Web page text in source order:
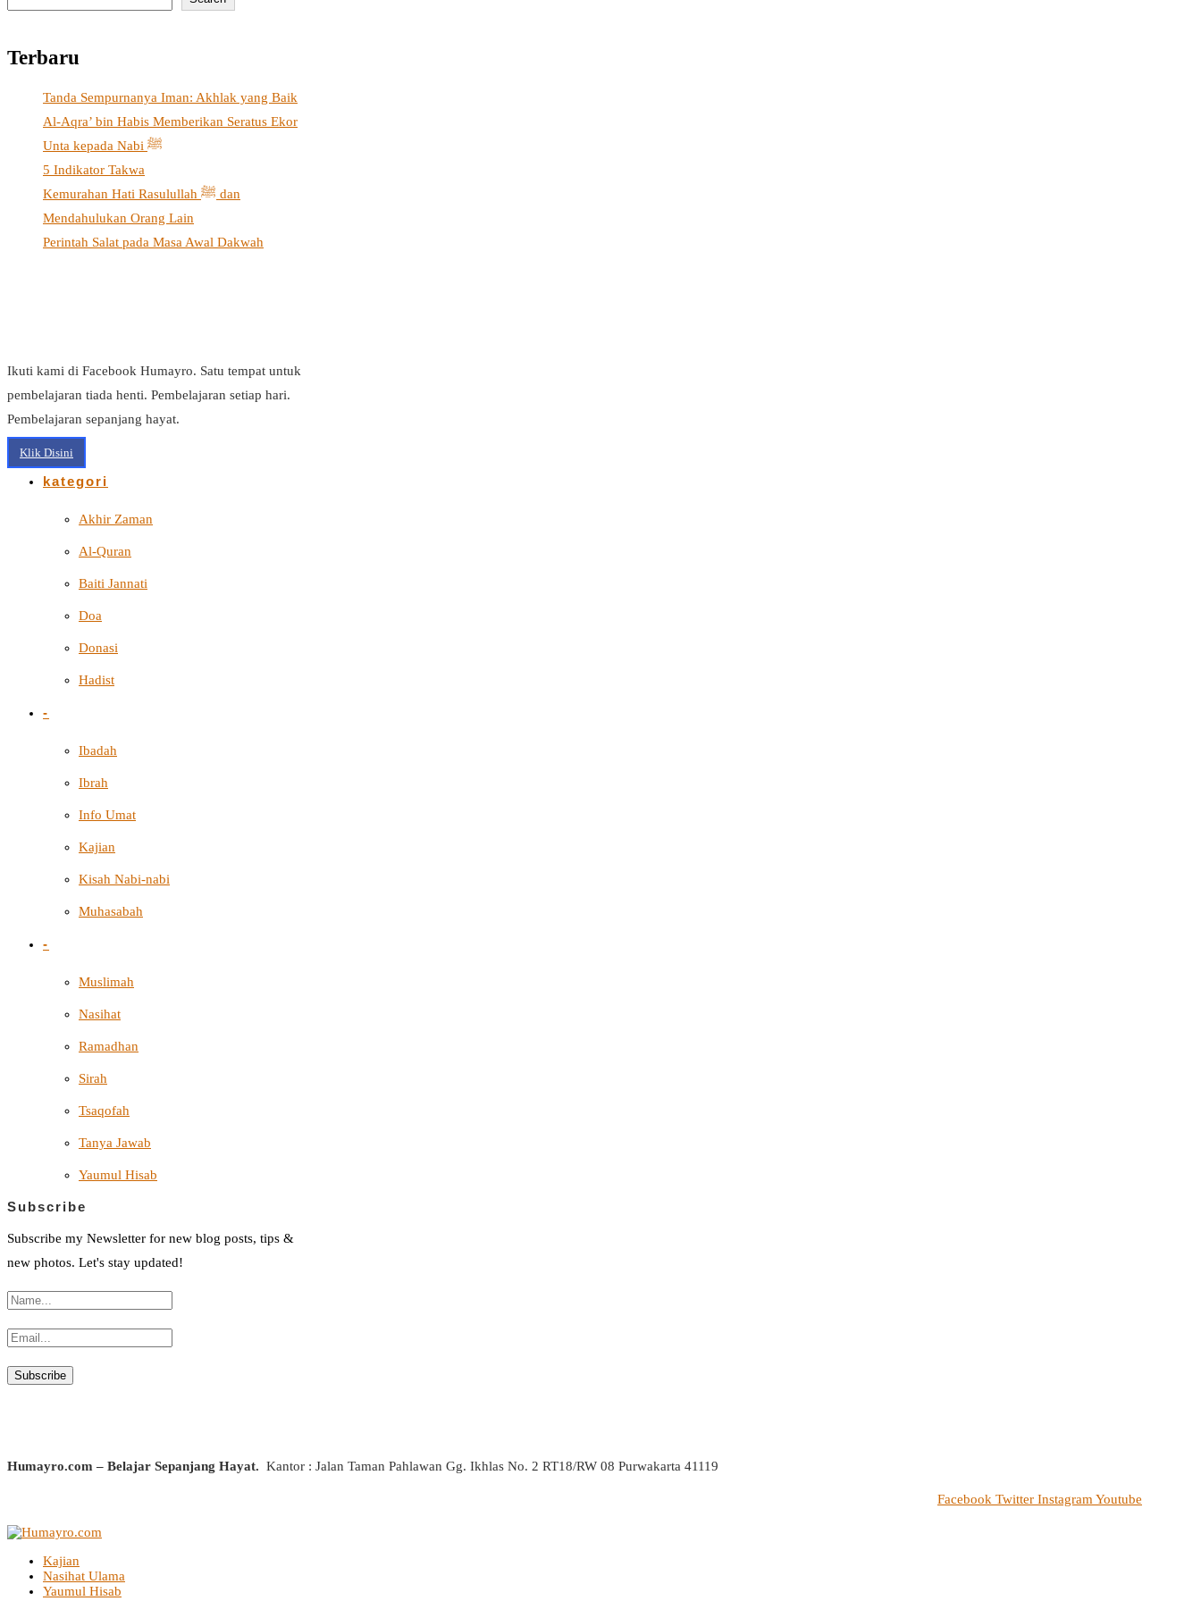
Terbaru
Tanda Sempurnanya Iman: Akhlak yang Baik
Al-Aqra’ bin Habis Memberikan Seratus Ekor
Unta kepada Nabi ﷺ
5 Indikator Takwa
Kemurahan Hati Rasulullah ﷺ dan
Mendahulukan Orang Lain
Perintah Salat pada Masa Awal Dakwah
Ikuti kami di Facebook Humayro. Satu tempat untuk
pembelajaran tiada henti. Pembelajaran setiap hari.
Pembelajaran sepanjang hayat.
Klik Disini
kategori
Akhir Zaman
Al-Quran
Baiti Jannati
Doa
Donasi
Hadist
-
Ibadah
Ibrah
Info Umat
Kajian
Kisah Nabi-nabi
Muhasabah
-
Muslimah
Nasihat
Ramadhan
Sirah
Tsaqofah
Tanya Jawab
Yaumul Hisab
Subscribe
Subscribe my Newsletter for new blog posts, tips &
new photos. Let's stay updated!
Humayro.com – Belajar Sepanjang Hayat. Kantor : Jalan Taman Pahlawan Gg. Ikhlas No. 2 RT18/RW 08 Purwakarta 41119
Facebook Twitter InstagramYoutube
Kajian
Nasihat Ulama
Yaumul Hisab